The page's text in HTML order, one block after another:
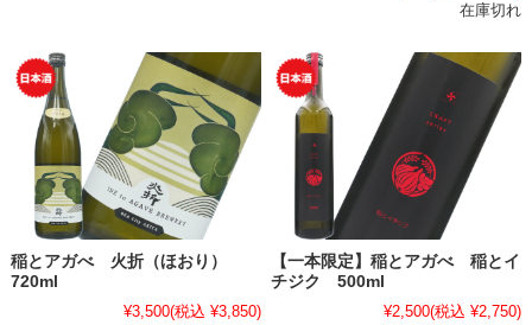
在庫切れ
稲とアガべ 火折（ほおり）
720ml
¥3,500(税込 ¥3,850)
【一本限定】稲とアガべ 稲とイ
チジク 500ml
¥2,500(税込 ¥2,750)